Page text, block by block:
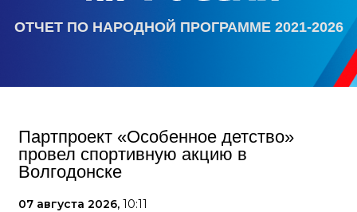
ОТЧЕТ ПО НАРОДНОЙ ПРОГРАММЕ 2021-2026
Партпроект «Особенное детство»
провел спортивную акцию в
Волгодонске
07 августа 2026, 10:11